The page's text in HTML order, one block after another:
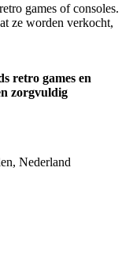
games of consoles.
ze worden verkocht,
retro games en
zorgvuldig
Nederland